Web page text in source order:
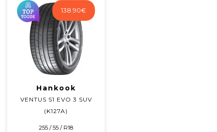
138.90€
Hankook
VENTUS S1 EVO 3 SUV
(K127A)
255 / 55 / R18